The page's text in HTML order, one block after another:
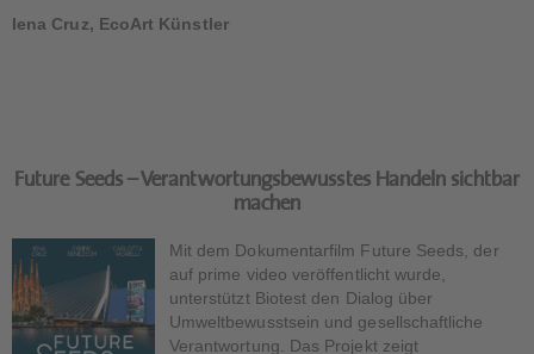
Iena Cruz, EcoArt Künstler
Future Seeds – Verantwortungsbewusstes Handeln sichtbar
machen
Mit dem Dokumentarfilm Future Seeds, der
auf prime video veröffentlicht wurde,
unterstützt Biotest den Dialog über
Umweltbewusstsein und gesellschaftliche
Verantwortung. Das Projekt zeigt